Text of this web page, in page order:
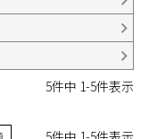
5件中 1-5件表示